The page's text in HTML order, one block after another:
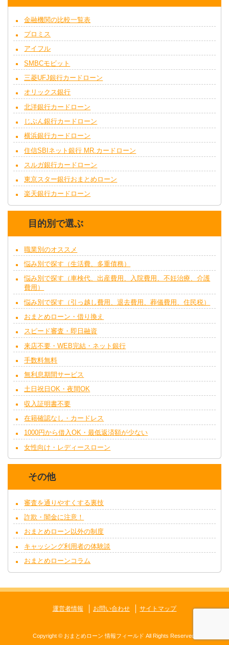
金融機関の比較一覧表
プロミス
アイフル
SMBCモビット
三菱UFJ銀行カードローン
オリックス銀行
北洋銀行カードローン
じぶん銀行カードローン
横浜銀行カードローン
住信SBIネット銀行 MR.カードローン
スルガ銀行カードローン
東京スター銀行おまとめローン
楽天銀行カードローン
目的別で選ぶ
職業別のオススメ
悩み別で探す（生活費、多重債務）
悩み別で探す（車検代、出産費用、入院費用、不妊治療、介護
費用）
悩み別で探す（引っ越し費用、退去費用、葬儀費用、住民税）
おまとめローン・借り換え
スピード審査・即日融資
来店不要・WEB完結・ネット銀行
手数料無料
無利息期間サービス
土日祝日OK・夜間OK
収入証明書不要
在籍確認なし・カードレス
1000円から借入OK・最低返済額が少ない
女性向け・レディースローン
その他
審査を通りやすくする裏技
詐欺・闇金に注意！
おまとめローン以外の制度
キャッシング利用者の体験談
おまとめローンコラム
運営者情報 お問い合わせ サイトマップ
Copyright © おまとめローン 情報フィールド All Rights Reserved.